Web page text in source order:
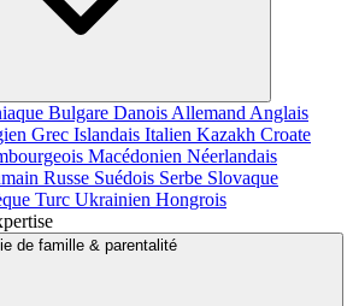
Bulgare Danois Allemand Anglais
Grec Islandais Italien Kazakh Croate
Macédonien Néerlandais
Russe Suédois Serbe Slovaque
Turc Ukrainien Hongrois
de famille & parentalité